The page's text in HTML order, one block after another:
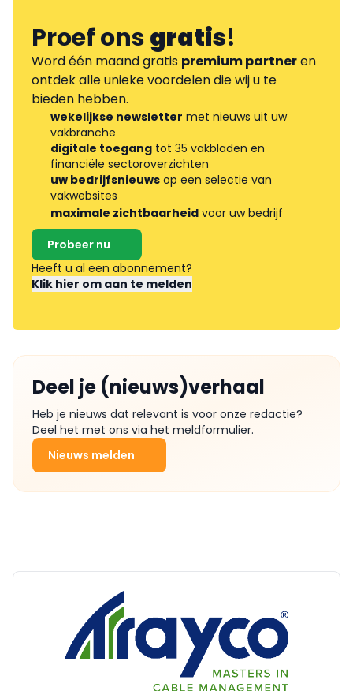
Proef onsgratis!
Word één maand gratis premium partneren
ontdek alle unieke voordelen die wij u te
bieden hebben.
wekelijkse newsletter met nieuws uit uw
vakbranche
digitale toegang tot 35 vakbladen en
financiële sectoroverzichten
uw bedrijfsnieuws op een selectie van
vakwebsites
maximale zichtbaarheid voor uw bedrijf
Probeer nu
Heeft u al een abonnement?
Klik hier om aan te melden
Deel je (nieuws)verhaal
Heb je nieuws dat relevant is voor onze redactie?
Deel het met ons via het meldformulier.
Nieuws melden